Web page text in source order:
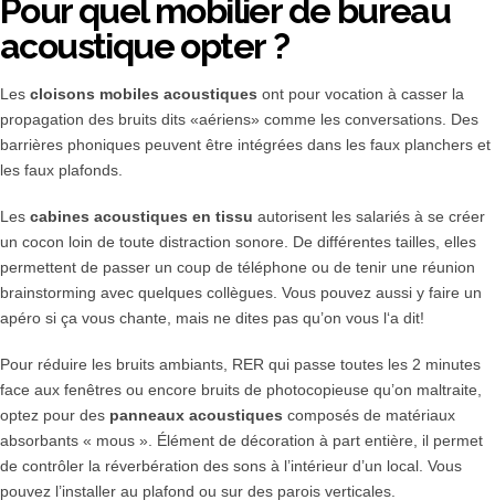
Pour quel mobilier de bureau
acoustique opter ?
Les cloisons mobiles acoustiques ont pour vocation à casser la
propagation des bruits dits «aériens» comme les conversations. Des
barrières phoniques peuvent être intégrées dans les faux planchers et
les faux plafonds.
Les cabines acoustiques en tissu autorisent les salariés à se créer
un cocon loin de toute distraction sonore. De différentes tailles, elles
permettent de passer un coup de téléphone ou de tenir une réunion
brainstorming avec quelques collègues. Vous pouvez aussi y faire un
apéro si ça vous chante, mais ne dites pas qu’on vous l‘a dit!
Pour réduire les bruits ambiants, RER qui passe toutes les 2 minutes
face aux fenêtres ou encore bruits de photocopieuse qu’on maltraite,
optez pour des panneaux acoustiques composés de matériaux
absorbants « mous ». Élément de décoration à part entière, il permet
de contrôler la réverbération des sons à l’intérieur d’un local. Vous
pouvez l’installer au plafond ou sur des parois verticales.